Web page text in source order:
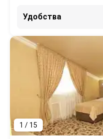
Удобства
1 / 15